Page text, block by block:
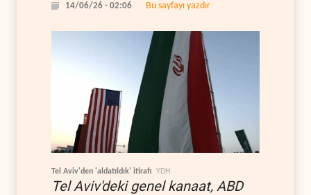
14/06/26 - 02:06 Bu sayfayı yazdır
Tel Aviv'den 'aldatıldık' itirafı YDH
Tel Aviv'deki genel kanaat, ABD